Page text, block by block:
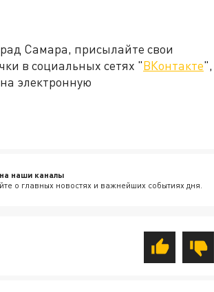
Самара, присылайте свои
в социальных сетях "ВКонтакте",
электронную
наши каналы
о главных новостях и важнейших событиях дня.